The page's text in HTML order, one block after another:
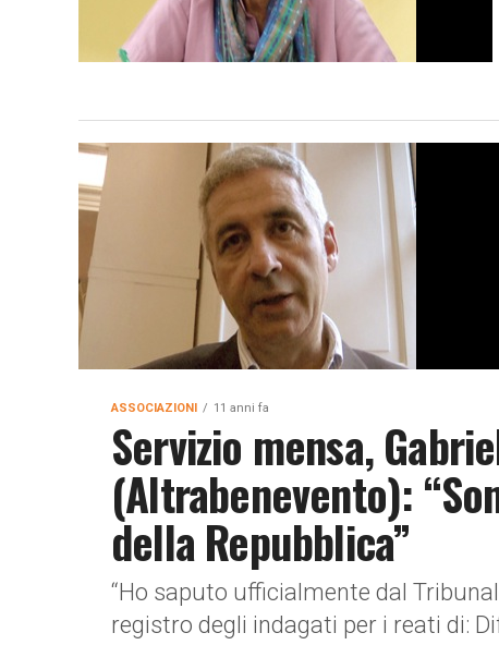
ASSOCIAZIONI 11 anni fa
Servizio mensa,
(Altrabenevento):
della Repubblica”
“Ho saputo ufficialmente dal
registro degli indagati per i reati di: